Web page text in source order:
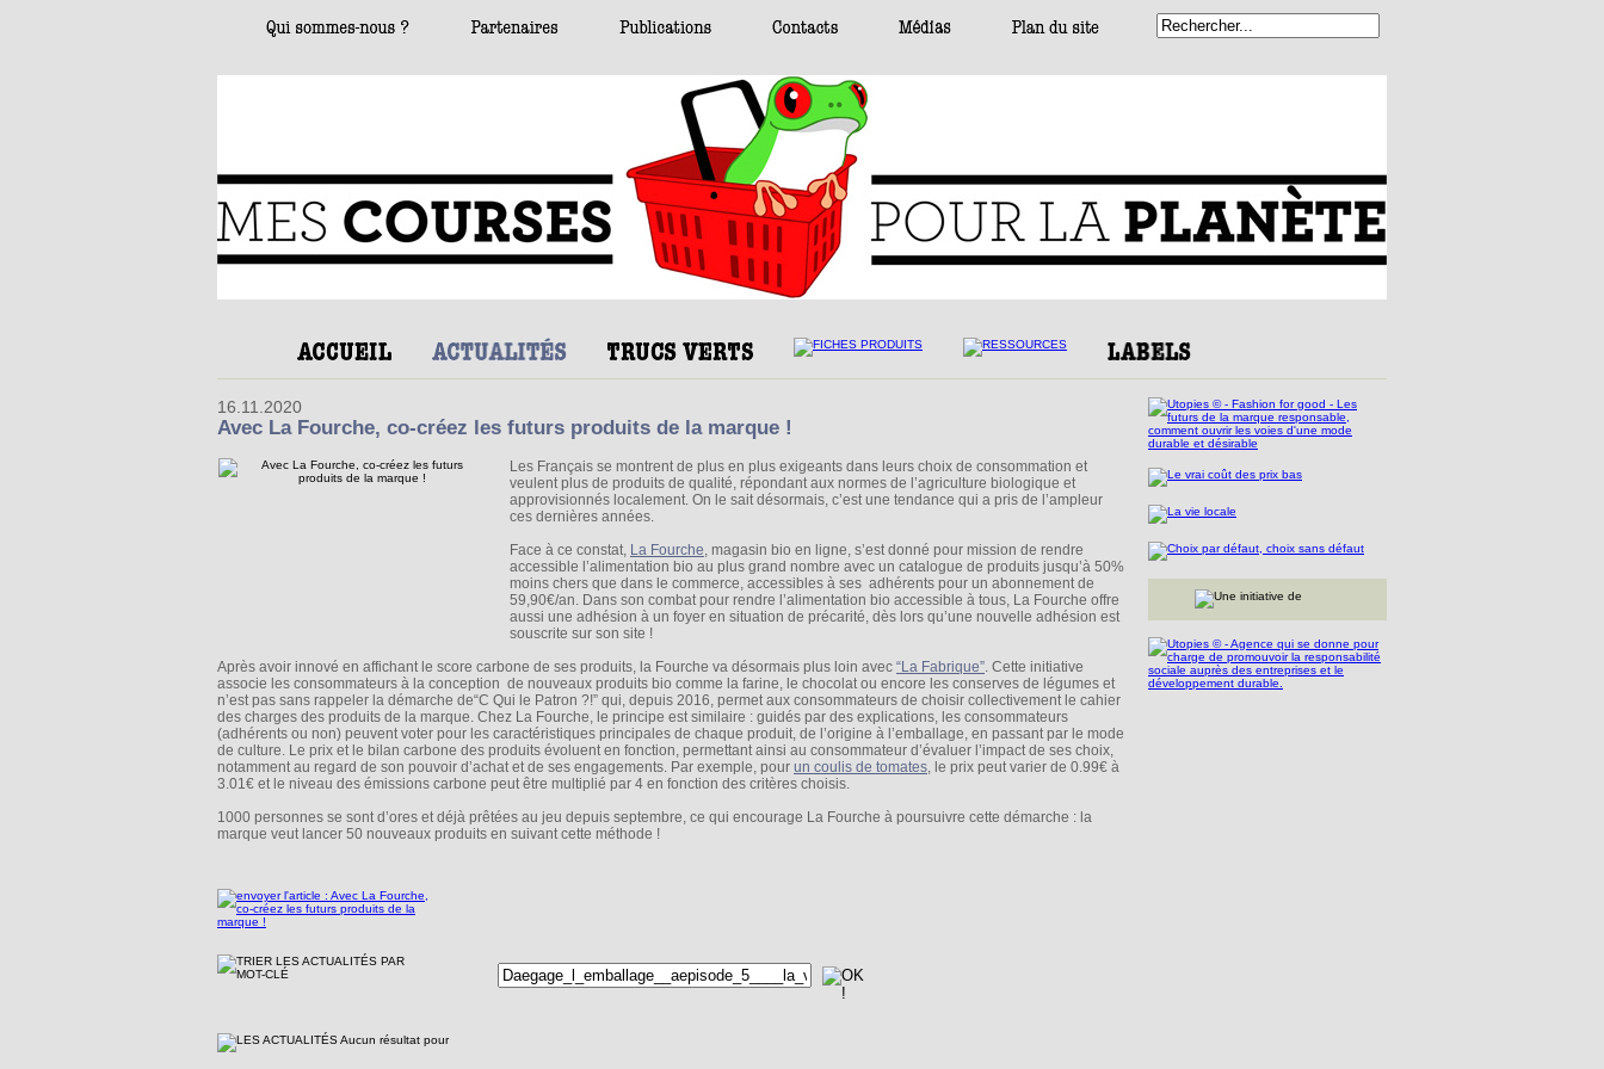
16.11.2020
Avec La Fourche, co-créez les futurs produits de la marque !
Les Français se montrent de plus en plus exigeants dans leurs choix de consommation et
veulent plus de produits de qualité, répondant aux normes de l’agriculture biologique et
approvisionnés localement. On le sait désormais, c’est une tendance qui a pris de l’ampleur
ces dernières années.
Face à ce constat, La Fourche, magasin bio en ligne, s’est donné pour mission de rendre
accessible l’alimentation bio au plus grand nombre avec un catalogue de produits jusqu’à 50%
moins chers que dans le commerce, accessibles à ses adhérents pour un abonnement de
59,90€/an. Dans son combat pour rendre l’alimentation bio accessible à tous, La Fourche offre
aussi une adhésion à un foyer en situation de précarité, dès lors qu’une nouvelle adhésion est
souscrite sur son site !
Après avoir innové en affichant le score carbone de ses produits, la Fourche va désormais plus loin avec “La Fabrique”. Cette initiative
associe les consommateurs à la conception de nouveaux produits bio comme la farine, le chocolat ou encore les conserves de légumes et
n’est pas sans rappeler la démarche de“C Qui le Patron ?!” qui, depuis 2016, permet aux consommateurs de choisir collectivement le cahier
des charges des produits de la marque. Chez La Fourche, le principe est similaire : guidés par des explications, les consommateurs
(adhérents ou non) peuvent voter pour les caractéristiques principales de chaque produit, de l’origine à l’emballage, en passant par le mode
de culture. Le prix et le bilan carbone des produits évoluent en fonction, permettant ainsi au consommateur d’évaluer l’impact de ses choix,
notamment au regard de son pouvoir d’achat et de ses engagements. Par exemple, pour un coulis de tomates, le prix peut varier de 0.99€ à
3.01€ et le niveau des émissions carbone peut être multiplié par 4 en fonction des critères choisis.
1000 personnes se sont d’ores et déjà prêtées au jeu depuis septembre, ce qui encourage La Fourche à poursuivre cette démarche : la
marque veut lancer 50 nouveaux produits en suivant cette méthode !
Aucun résultat pour